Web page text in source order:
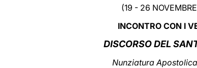
(19 - 26
INCONTRO CON I
DISCORSO DEL
Nunziatura